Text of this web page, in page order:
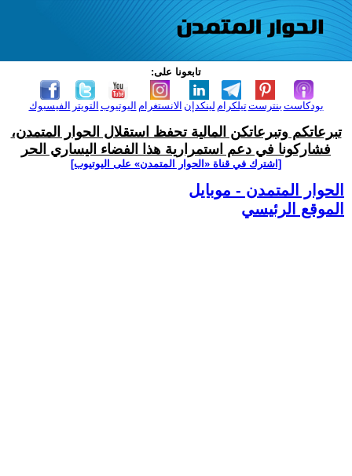
تابعونا على:
الفيسبوك التويتر اليوتيوب الانستغرام لينكدإن تيلكرامبنترست بودكاست
تبرعاتكم وتبرعاتكن المالية تحفظ استقلال الحوار المتمدن،
فشاركونا في دعم استمرارية هذا الفضاء اليساري الحر
[اشترك في قناة ‫«الحوار المتمدن» على اليوتيوب]
الحوار المتمدن - موبايل
الموقع الرئيسي